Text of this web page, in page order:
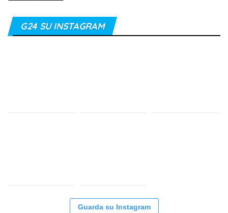
G24 SU INSTAGRAM
Guarda su Instagram